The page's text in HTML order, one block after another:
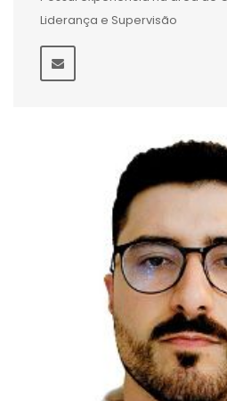
Liderança e Supervisão